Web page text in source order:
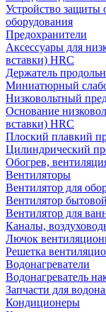
Устройство защиты
оборудования
Предохранители
Аксессуары для
вставки) HRC
Держатель
Миниатюрный
Низковольтный
Основание
вставки) HRC
Плоский плавкий
Цилиндрический
Обогрев,
Вентиляторы
Вентилятор для
Вентилятор бытовой
Вентилятор для
Каналы,
Лючок
Решетка
Водонагреватели
Водонагреватель
Запчасти для
Кондиционеры